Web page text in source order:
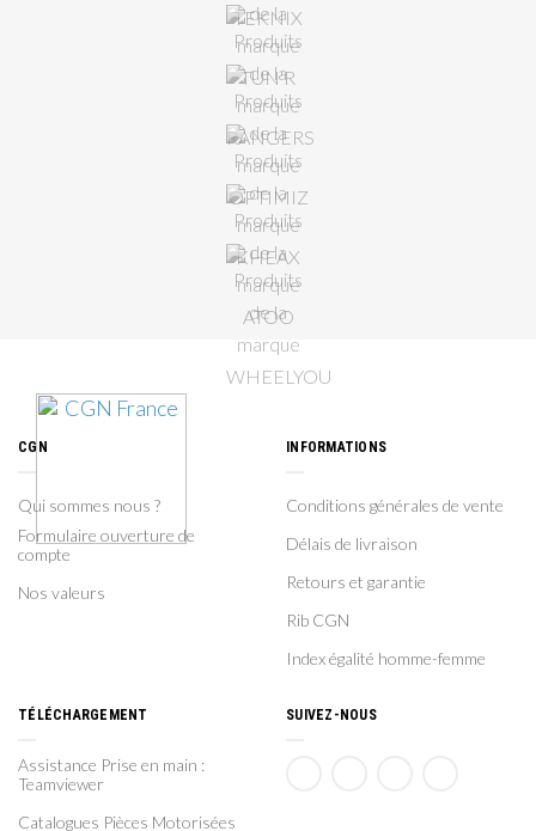
CGN
Qui sommes nous ?
Formulaire ouverture de
compte
Nos valeurs
INFORMATIONS
Conditions générales de vente
Délais de livraison
Retours et garantie
Rib CGN
Index égalité homme-femme
TÉLÉCHARGEMENT
Assistance Prise en main :
Teamviewer
Catalogues Pièces Motorisées
SUIVEZ-NOUS